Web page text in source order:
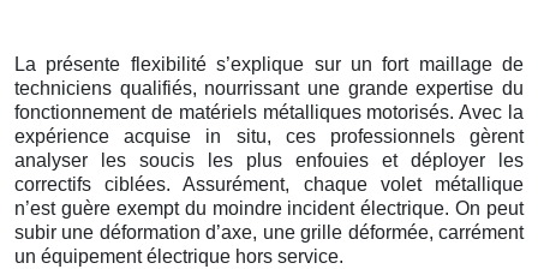
La présente flexibilité s’explique sur un fort maillage de
techniciens qualifiés, nourrissant une grande expertise du
fonctionnement de matériels métalliques motorisés. Avec la
expérience acquise in situ, ces professionnels gèrent
analyser les soucis les plus enfouies et déployer les
correctifs ciblées. Assurément, chaque volet métallique
n’est guère exempt du moindre incident électrique. On peut
subir une déformation d’axe, une grille déformée, carrément
un équipement électrique hors service.